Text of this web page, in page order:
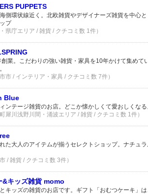
PUPPETS
側環状線近く。北欧雑貨やデザイナーズ雑貨を中心
プ
・県庁エリア / 雑貨 / クチコミ数 1件）
業。こだわりの強い雑貨・家具を10年かけて集めて
市市 / インテリア・家具 / クチコミ数 7件）
Blue
ンテージ雑貨のお店。どこか懐かしくて愛おしくな
町犀川浅野川間・涌波エリア / 雑貨 / クチコミ数 1件）
た大人のアイテムが揃うセレクトショップ。ナチュ
市 / 雑貨 / クチコミ数 3件）
&キッズ雑貨 momo
キッズの雑貨のお店です。ギフト「おむつケーキ」